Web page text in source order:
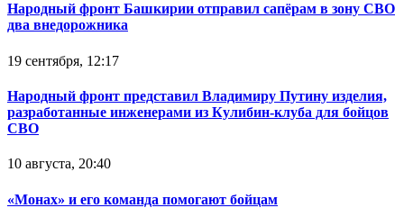
Народный фронт Башкирии отправил сапёрам в зону СВО
два внедорожника
19 сентября, 12:17
Народный фронт представил Владимиру Путину изделия,
разработанные инженерами из Кулибин-клуба для бойцов
СВО
10 августа, 20:40
«Монах» и его команда помогают бойцам